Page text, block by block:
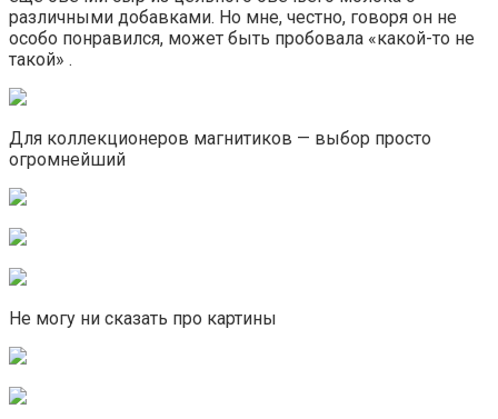
различными добавками. Но мне, честно, говоря он не
особо понравился, может быть пробовала «какой-то не
такой» .
Для коллекционеров магнитиков — выбор просто
огромнейший
Не могу ни сказать про картины